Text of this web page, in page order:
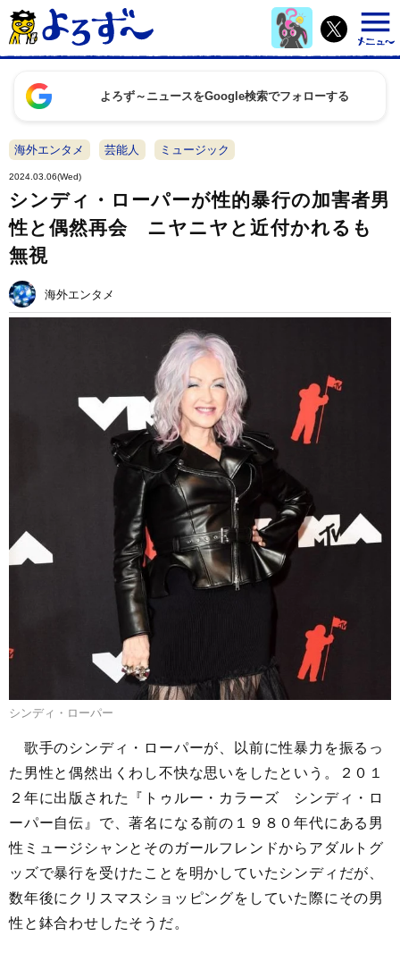
よろず～ニュースをGoogle検索でフォローする
海外エンタメ 芸能人 ミュージック
2024.03.06(Wed)
シンディ・ローパーが性的暴行の加害者男
性と偶然再会 ニヤニヤと近付かれるも
無視
海外エンタメ
シンディ・ローパー
歌手のシンディ・ローパーが、以前に性暴力を振るっ
た男性と偶然出くわし不快な思いをしたという。２０１
２年に出版された『トゥルー・カラーズ シンディ・ロ
ーパー自伝』で、著名になる前の１９８０年代にある男
性ミュージシャンとそのガールフレンドからアダルトグ
ッズで暴行を受けたことを明かしていたシンディだが、
数年後にクリスマスショッピングをしていた際にその男
性と鉢合わせしたそうだ。